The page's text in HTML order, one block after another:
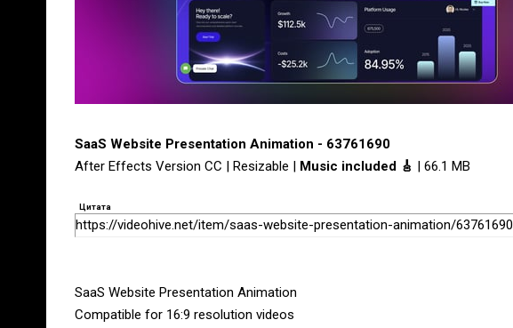
SaaS Website Presentation Animation - 63761690
After Effects Version CC | Resizable | Music included 🎸 | 66.1 MB
Цитата
https://videohive.net/item/saas-website-presentation-animation/63761690
SaaS Website Presentation Animation
Compatible for 16:9 resolution videos